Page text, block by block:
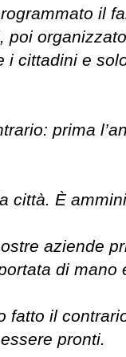
il
poi
i cittadini e
prima
città. È
aziende
di mano
fatto il
pronti.